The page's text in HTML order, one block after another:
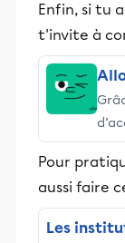
Enfin, si tu
t'invite à
et
Pour
aussi faire
Les